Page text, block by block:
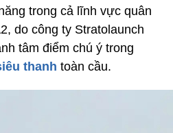
trong cả lĩnh vực quân
do công ty Stratolaunch
tâm điểm chú ý trong
thanh toàn cầu.